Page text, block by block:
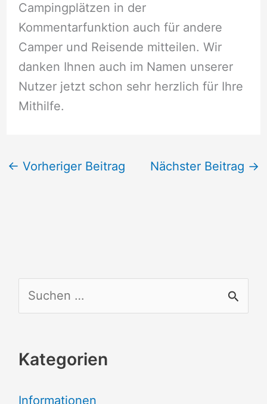
Campingplätzen in der
Kommentarfunktion auch für andere
Camper und Reisende mitteilen. Wir
danken Ihnen auch im Namen unserer
Nutzer jetzt schon sehr herzlich für Ihre
Mithilfe.
← Vorheriger Beitrag Nächster Beitrag →
u
h
Kategorien
Informationen